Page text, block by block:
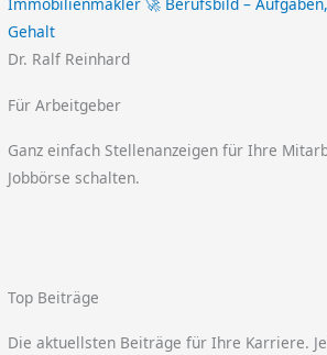
Gehalt
Dr. Ralf Reinhard
Für Arbeitgeber
Ganz einfach Stellenanzeigen für Ihre
Jobbörse schalten.
Top Beiträge
Die aktuellsten Beiträge für Ihre Karriere.